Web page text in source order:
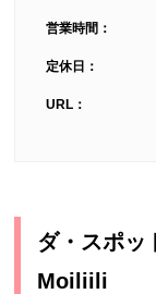
営業時間：
定休日：
URL：
ダ・スポ
Moiliili